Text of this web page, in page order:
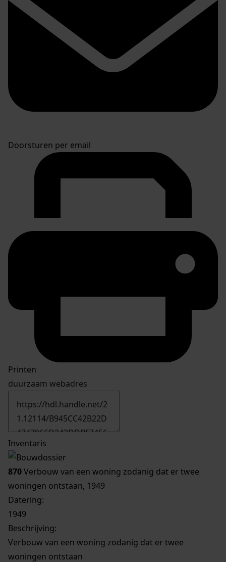
Doorsturen per email
Printen
duurzaam webadres
Inventaris
870Verbouw van een woning zodanig dat er twee
woningen ontstaan, 1949
Datering:
1949
Beschrijving:
Verbouw van een woning zodanig dat er twee
woningen ontstaan